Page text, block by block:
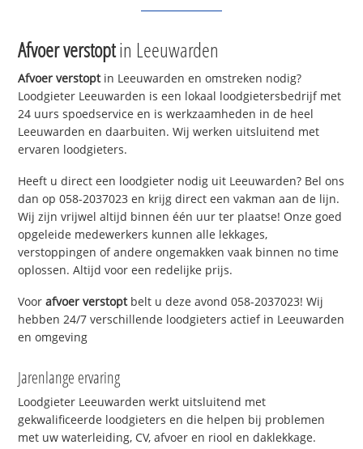
Afvoer verstoptin Leeuwarden
Afvoer verstoptin Leeuwarden en omstreken nodig?
Loodgieter Leeuwarden is een lokaal loodgietersbedrijf met
24 uurs spoedservice en is werkzaamheden in de heel
Leeuwarden en daarbuiten. Wij werken uitsluitend met
ervaren loodgieters.
Heeft u direct een loodgieter nodig uit Leeuwarden? Bel ons
dan op 058-2037023 en krijg direct een vakman aan de lijn.
Wij zijn vrijwel altijd binnen één uur ter plaatse! Onze goed
opgeleide medewerkers kunnen alle lekkages,
verstoppingen of andere ongemakken vaak binnen no time
oplossen. Altijd voor een redelijke prijs.
Voorafvoer verstoptbelt u deze avond 058-2037023! Wij
hebben 24/7 verschillende loodgieters actief in Leeuwarden
en omgeving
Jarenlange ervaring
Loodgieter Leeuwarden werkt uitsluitend met
gekwalificeerde loodgieters en die helpen bij problemen
met uw waterleiding, CV, afvoer en riool en daklekkage.